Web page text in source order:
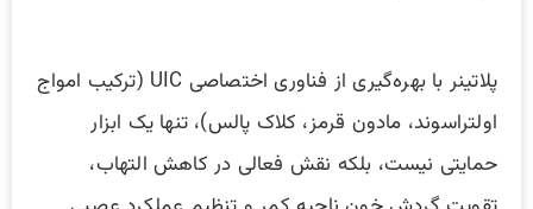
پلاتینر با بهره‌گیری از فناوری اختصاصی UIC (ترکیب امواج
اولتراسوند، مادون قرمز، کلاک پالس)، تنها یک ابزار
حمایتی نیست، بلکه نقش فعالی در کاهش التهاب،